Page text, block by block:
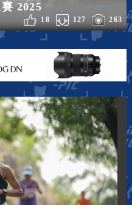
2025
263
127
18